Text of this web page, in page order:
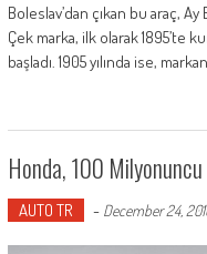
Boleslav’dan çıkan bu araç,
Çek marka, ilk olarak
başladı. 1905 yılında ise,
Honda, 100
AUTO TR - December 24,